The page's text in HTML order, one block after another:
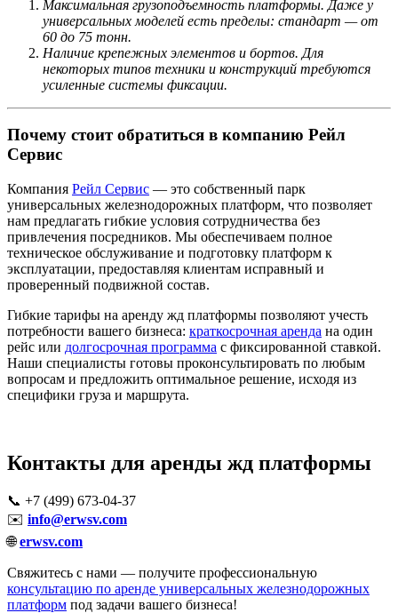
Максимальная грузоподъемность платформы. Даже у
универсальных моделей есть пределы: стандарт — от
60 до 75 тонн.
Наличие крепежных элементов и бортов. Для
некоторых типов техники и конструкций требуются
усиленные системы фиксации.
Почему стоит обратиться в компанию Рейл
Сервис
Компания Рейл Сервис — это собственный парк
универсальных железнодорожных платформ, что позволяет
нам предлагать гибкие условия сотрудничества без
привлечения посредников. Мы обеспечиваем полное
техническое обслуживание и подготовку платформ к
эксплуатации, предоставляя клиентам исправный и
проверенный подвижной состав.
Гибкие тарифы на аренду жд платформы позволяют учесть
потребности вашего бизнеса: краткосрочная аренда на один
рейс или долгосрочная программа с фиксированной ставкой.
Наши специалисты готовы проконсультировать по любым
вопросам и предложить оптимальное решение, исходя из
специфики груза и маршрута.
Контакты для аренды жд платформы
📞 +7 (499) 673-04-37
✉️ info@erwsv.com
🌐erwsv.com
Свяжитесь с нами — получите профессиональную
консультацию по аренде универсальных железнодорожных
платформ под задачи вашего бизнеса!